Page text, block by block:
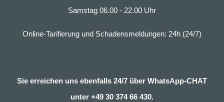
Samstag 06.00 - 22.00 Uhr
Online-Tarifierung und Schadensmeldungen: 24h (24/7)
Sie erreichen uns ebenfalls 24/7 über WhatsApp-CHAT
unter +49 30 374 66 430.